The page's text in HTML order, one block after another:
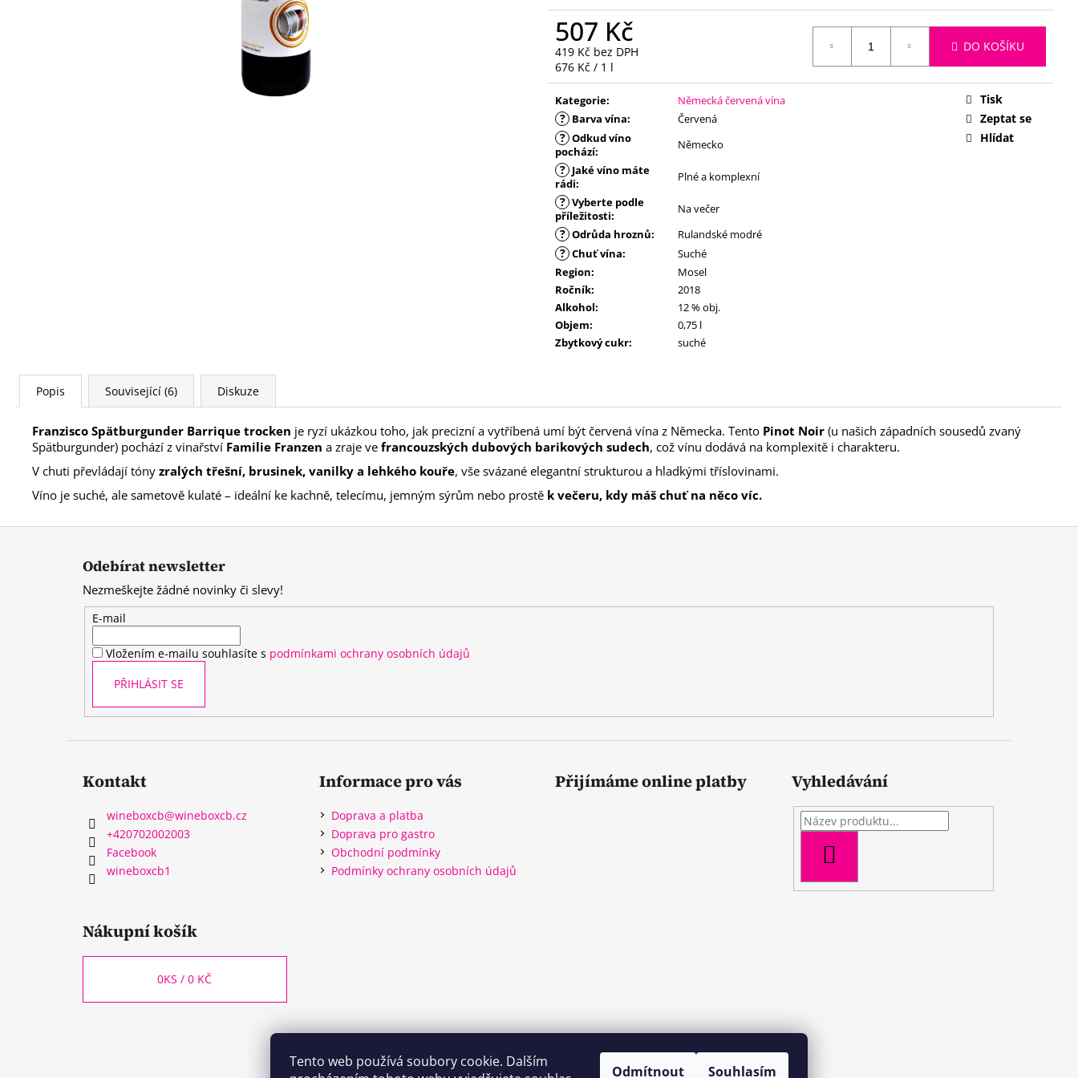
Tento web používá soubory cookie. Dalším
Odmítnout Souhlasím
507 Kč
419 Kč bez DPH
Měrná
cena:
676 Kč / 1 l
DO KOŠÍKU
Kategorie: Německá červená vína
? Barva vína: Červená
? Odkud víno
pochází: Německo
? Jaké víno máte
rádi: Plné a komplexní
? Vyberte podle
příležitosti: Na večer
? Odrůda hroznů: Rulandské modré
? Chuť vína:
Suché
Region:
Mosel
Ročník:
2018
Alkohol:
12 % obj.
Objem:
0,75 l
Zbytkový cukr: suché
Tisk
Zeptat se
Hlídat
Popis Související (6) Diskuze
Franzisco Spätburgunder Barrique trocken je ryzí ukázkou toho, jak precizní a vytříbená umí být červená vína z Německa. Tento Pinot Noir (u našich západních sousedů zvaný
Spätburgunder) pochází z vinařství Familie Franzen a zraje ve francouzských dubových barikových sudech, což vínu dodává na komplexitě i charakteru.
V chuti převládají tóny zralých třešní, brusinek, vanilky a lehkého kouře, vše svázané elegantní strukturou a hladkými tříslovinami.
Víno je suché, ale sametově kulaté – ideální ke kachně, telecímu, jemným sýrům nebo prostě k večeru, kdy máš chuť na něco víc.
Z
Odebírat newsletter
Nezmeškejte žádné novinky či slevy!
E-mail
Vložením e-mailu souhlasíte s podmínkami ochrany osobních údajů
PŘIHLÁSIT SE
Kontakt
wineboxcb@wineboxcb.cz
+420702002003
Facebook
wineboxcb1
Informace pro vás
Doprava a platba
Doprava pro gastro
Obchodní podmínky
Podmínky ochrany osobních údajů
Přijímáme online platby Vyhledávání
Nákupní košík
0KS /0 KČ
Plzeňka CB